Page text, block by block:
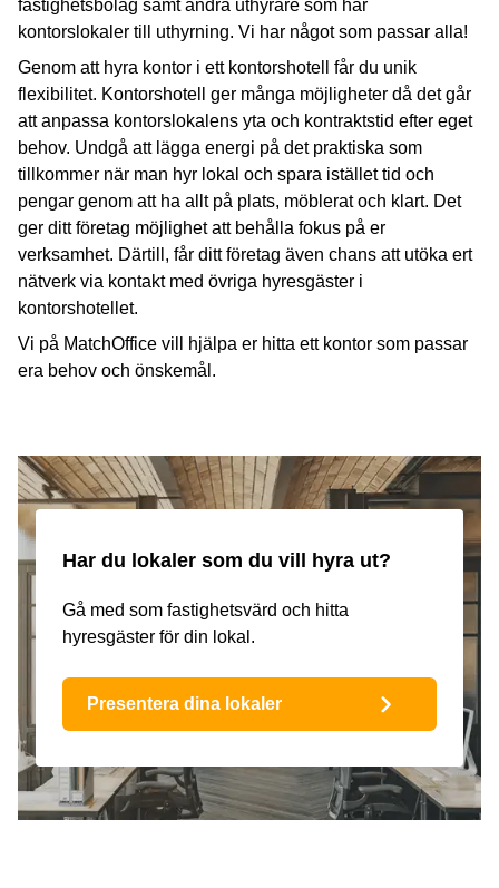
fastighetsbolag samt andra uthyrare som har
kontorslokaler till uthyrning. Vi har något som passar alla!
Genom att hyra kontor i ett kontorshotell får du unik
flexibilitet. Kontorshotell ger många möjligheter då det går
att anpassa kontorslokalens yta och kontraktstid efter eget
behov. Undgå att lägga energi på det praktiska som
tillkommer när man hyr lokal och spara istället tid och
pengar genom att ha allt på plats, möblerat och klart. Det
ger ditt företag möjlighet att behålla fokus på er
verksamhet. Därtill, får ditt företag även chans att utöka ert
nätverk via kontakt med övriga hyresgäster i
kontorshotellet.
Vi på MatchOffice vill hjälpa er hitta ett kontor som passar
era behov och önskemål.
Har du lokaler som du vill hyra ut?
Gå med som fastighetsvärd och hitta
hyresgäster för din lokal.
Presentera dina lokaler